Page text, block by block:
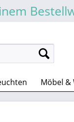
Möbel &